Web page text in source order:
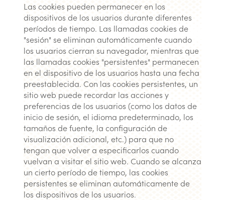
Las cookies pueden permanecer en los
dispositivos de los usuarios durante diferentes
períodos de tiempo. Las llamadas cookies de
"sesión" se eliminan automáticamente cuando
los usuarios cierran su navegador, mientras que
las llamadas cookies "persistentes" permanecen
en el dispositivo de los usuarios hasta una fecha
preestablecida. Con las cookies persistentes, un
sitio web puede recordar las acciones y
preferencias de los usuarios (como los datos de
inicio de sesión, el idioma predeterminado, los
tamaños de fuente, la configuración de
visualización adicional, etc.) para que no
tengan que volver a especificarlos cuando
vuelvan a visitar el sitio web. Cuando se alcanza
un cierto período de tiempo, las cookies
persistentes se eliminan automáticamente de
los dispositivos de los usuarios.